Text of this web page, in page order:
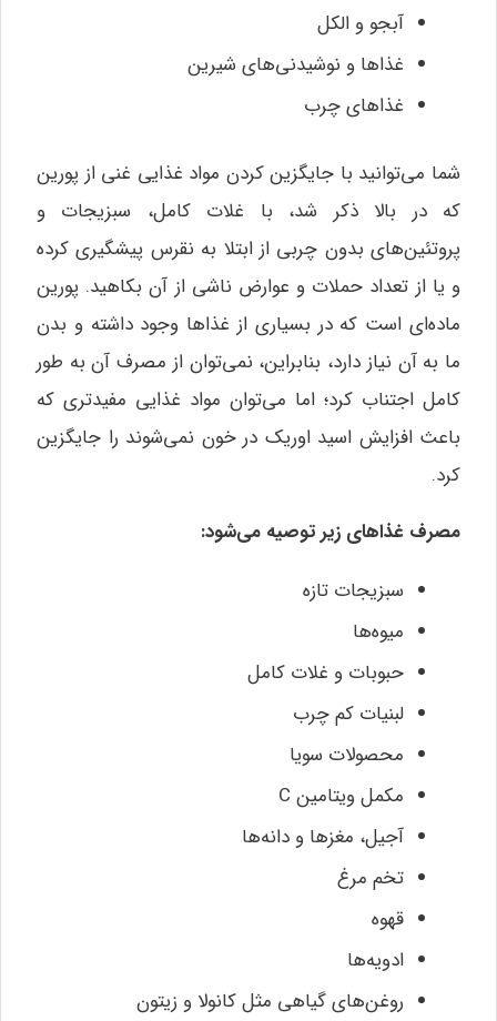
آبجو و الکل
غذاها و نوشیدنی‌های شیرین
غذاهای چرب
شما می‌توانید با جایگزین کردن مواد غذایی غنی از پورین
که در بالا ذکر شد، با غلات کامل، سبزیجات و
پروتئین‌های بدون چربی از ابتلا به نقرس پیشگیری کرده
و یا از تعداد حملات و عوارض ناشی از آن بکاهید. پورین
ماده‌ای است که در بسیاری از غذاها وجود داشته و بدن
ما به آن نیاز دارد، بنابراین، نمی‌توان از مصرف آن به طور
کامل اجتناب کرد؛ اما می‌توان مواد غذایی مفیدتری که
باعث افزایش اسید اوریک در خون نمی‌شوند را جایگزین
کرد.
مصرف غذاهای زیر توصیه می‌شود:
سبزیجات تازه
میوه‌ها
حبوبات و غلات کامل
لبنیات کم چرب
محصولات سویا
مکمل ویتامین C
آجیل، مغزها و دانه‌ها
تخم مرغ
قهوه
ادویه‌ها
روغن‌های گیاهی مثل کانولا و زیتون